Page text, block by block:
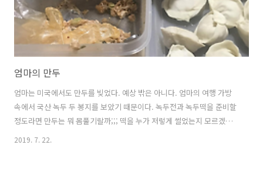
엄마의 만두
엄마는 미국에서도 만두를 빚었다. 예상 밖은 아니다. 엄마의 여행 가방
속에서 국산 녹두 두 봉지를 보았기 때문이다. 녹두전과 녹두떡을 준비할
정도라면 만두는 뭐 몸풀기랄까;;; 떡을 누가 저렇게 썰었는지 모르겠지
만;;; 미국 소고기 듬뿍 얹어서 진하게 한 그릇 뚝딱. 그래도 난 만두가 싫
2019. 7. 22.